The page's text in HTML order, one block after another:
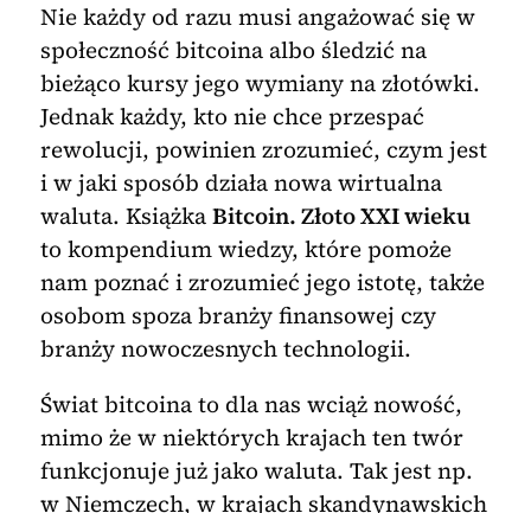
Nie każdy od razu musi angażować się w
społeczność bitcoina albo śledzić na
bieżąco kursy jego wymiany na złotówki.
Jednak każdy, kto nie chce przespać
rewolucji, powinien zrozumieć, czym jest
i w jaki sposób działa nowa wirtualna
waluta. KsiążkaBitcoin. Złoto XXI wieku
to kompendium wiedzy, które pomoże
nam poznać i zrozumieć jego istotę, także
osobom spoza branży finansowej czy
branży nowoczesnych technologii.
Świat bitcoina to dla nas wciąż nowość,
mimo że w niektórych krajach ten twór
funkcjonuje już jako waluta. Tak jest np.
w Niemczech, w krajach skandynawskich